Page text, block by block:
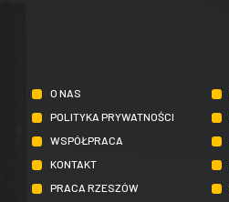
O NAS
POLITYKA PRYWATNOŚCI
WSPÓŁPRACA
KONTAKT
PRACA RZESZÓW